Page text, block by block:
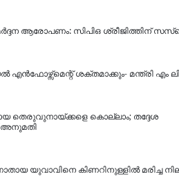
ആരോപണം: സിപിഒ ശ്രീജിത്തിന്
ശക്തമാക്കും- മന്ത്രി എം
തെരുവുനായ്ക്കളെ കൊല്ലാം; തദ്ദേശ
അനുമതി
യുവാവിനെ കിണറിനുള്ളിൽ മരിച്ച